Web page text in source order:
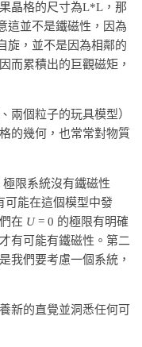
晶格的尺寸為L*L，那
這並不是鐵磁性，因為
旋，並不是因為相鄰的
而累積出的巨觀磁矩，
兩個粒子的玩具模型）
的幾何，也常常對物質
限系統沒有鐵磁性
可能在這個模型中發
在 U= 0 的極限有明確
有可能有鐵磁性。第二
我們要考慮一個系統，
新的直覺並洞悉任何可